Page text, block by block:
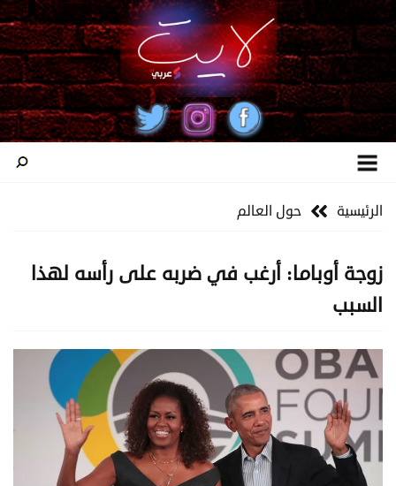
الرئيسية حول العالم
زوجة أوباما: أرغب في ضربه على رأسه لهذا
السبب